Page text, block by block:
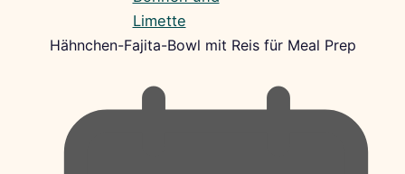
Hähnchen-Fajita-Bowl mit Reis für Meal Prep